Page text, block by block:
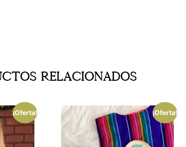
Relacionados
¡Oferta! ¡Oferta!